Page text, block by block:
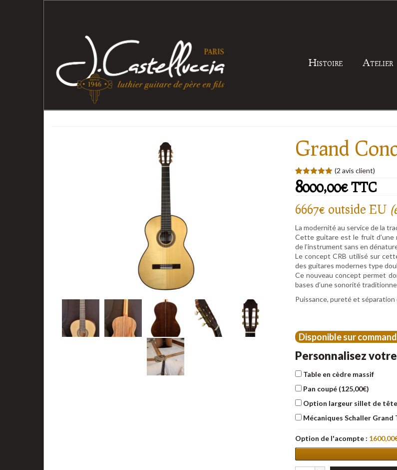
Histoire Atelier
Grand
5.00
5
basé sur
2
votes client
(2 avis client)
8000,00€ TTC
6667€ outside EU
La modernité au service de la
Cette guitare est le fruit d’une
de l’instrument sans en
Le concept CRB utilisé sur
des guitares modernes type
Ce nouveau concept permet
bases d’une sonorité
Puissance, pureté et
Disponible sur
Personnalisez
Table en cèdre massif
Pan coupé (125,00€)
Option largeur sillet de tête
Mécaniques Schaller Grand
Option de l'acompte : 1600,00